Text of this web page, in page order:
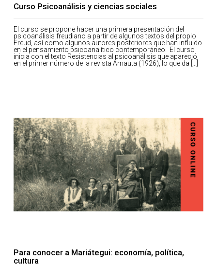
Curso Psicoanálisis y ciencias sociales
El curso se propone hacer una primera presentación del
psicoanálisis freudiano a partir de algunos textos del propio
Freud, así como algunos autores posteriores que han influido
en el pensamiento psicoanalítico contemporáneo. El curso
inicia con el texto Resistencias al psicoanálisis que apareció
en el primer número de la revista Amauta (1926), lo que da [...]
Para conocer a Mariátegui: economía, política,
cultura